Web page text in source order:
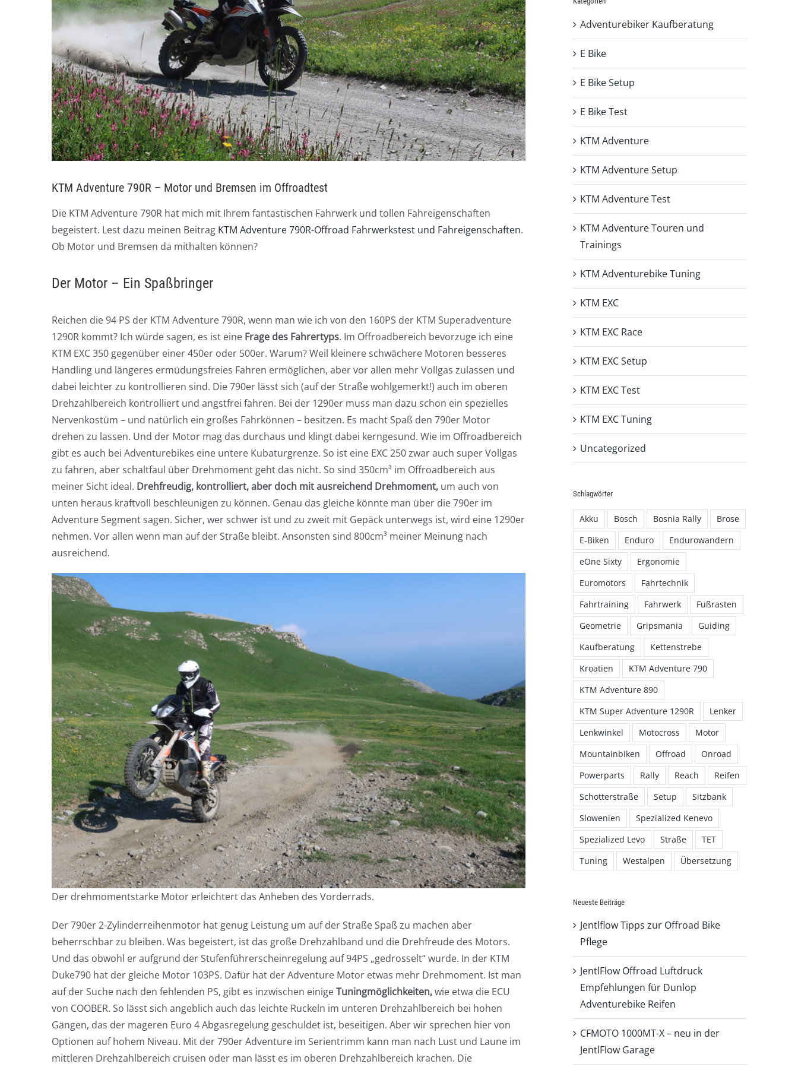
KTM Adventure 790R – Motor und Bremsen im Offroadtest
Die KTM Adventure 790R hat mich mit Ihrem fantastischen Fahrwerk und tollen Fahreigenschaften
begeistert. Lest dazu meinen Beitrag KTM Adventure 790R-Offroad Fahrwerkstest und Fahreigenschaften.
Ob Motor und Bremsen da mithalten können?
Der Motor – Ein Spaßbringer
Reichen die 94 PS der KTM Adventure 790R, wenn man wie ich von den 160PS der KTM Superadventure
1290R kommt? Ich würde sagen, es ist eine Frage des Fahrertyps. Im Offroadbereich bevorzuge ich eine
KTM EXC 350 gegenüber einer 450er oder 500er. Warum? Weil kleinere schwächere Motoren besseres
Handling und längeres ermüdungsfreies Fahren ermöglichen, aber vor allen mehr Vollgas zulassen und
dabei leichter zu kontrollieren sind. Die 790er lässt sich (auf der Straße wohlgemerkt!) auch im oberen
Drehzahlbereich kontrolliert und angstfrei fahren. Bei der 1290er muss man dazu schon ein spezielles
Nervenkostüm – und natürlich ein großes Fahrkönnen – besitzen. Es macht Spaß den 790er Motor
drehen zu lassen. Und der Motor mag das durchaus und klingt dabei kerngesund. Wie im Offroadbereich
gibt es auch bei Adventurebikes eine untere Kubaturgrenze. So ist eine EXC 250 zwar auch super Vollgas
zu fahren, aber schaltfaul über Drehmoment geht das nicht. So sind 350cm³ im Offroadbereich aus
meiner Sicht ideal. Drehfreudig, kontrolliert, aber doch mit ausreichend Drehmoment, um auch von
unten heraus kraftvoll beschleunigen zu können. Genau das gleiche könnte man über die 790er im
Adventure Segment sagen. Sicher, wer schwer ist und zu zweit mit Gepäck unterwegs ist, wird eine 1290er
nehmen. Vor allen wenn man auf der Straße bleibt. Ansonsten sind 800cm³ meiner Meinung nach
ausreichend.
Der drehmomentstarke Motor erleichtert das Anheben des Vorderrads.
Der 790er 2-Zylinderreihenmotor hat genug Leistung um auf der Straße Spaß zu machen aber
beherrschbar zu bleiben. Was begeistert, ist das große Drehzahlband und die Drehfreude des Motors.
Und das obwohl er aufgrund der Stufenführerscheinregelung auf 94PS „gedrosselt“ wurde. In der KTM
Duke790 hat der gleiche Motor 103PS. Dafür hat der Adventure Motor etwas mehr Drehmoment. Ist man
auf der Suche nach den fehlenden PS, gibt es inzwischen einigeTuningmöglichkeiten,wie etwa die ECU
von COOBER. So lässt sich angeblich auch das leichte Ruckeln im unteren Drehzahlbereich bei hohen
Gängen, das der mageren Euro 4 Abgasregelung geschuldet ist, beseitigen. Aber wir sprechen hier von
Optionen auf hohem Niveau. Mit der 790er Adventure im Serientrimm kann man nach Lust und Laune im
mittleren Drehzahlbereich cruisen oder man lässt es im oberen Drehzahlbereich krachen. Die
Adventurebiker Kaufberatung
E Bike
E Bike Setup
E Bike Test
KTM Adventure
KTM Adventure Setup
KTM Adventure Test
KTM Adventure Touren und
Trainings
KTM Adventurebike Tuning
KTM EXC
KTM EXC Race
KTM EXC Setup
KTM EXC Test
KTM EXC Tuning
Uncategorized
Schlagwörter
Akku Bosch Bosnia Rally
Brose
E-Biken
Enduro
Endurowandern
eOne Sixty
Ergonomie
Euromotors
Fahrtechnik
Fahrtraining
Fahrwerk
Fußrasten
Geometrie
Gripsmania
Guiding
Kaufberatung
Kettenstrebe
Kroatien
KTM Adventure 790
KTM Adventure 890
KTM Super Adventure 1290R
Lenker
Lenkwinkel
Motocross
Motor
Mountainbiken
Offroad
Onroad
Powerparts
Rally Reach
Reifen
Schotterstraße
Setup
Sitzbank
Slowenien
Spezialized Kenevo
Spezialized Levo
Straße
TET
Tuning
Westalpen Übersetzung
Neueste Beiträge
Jentlflow Tipps zur Offroad Bike
Pflege
JentlFlow Offroad Luftdruck
Empfehlungen für Dunlop
Adventurebike Reifen
CFMOTO 1000MT-X – neu in der
JentlFlow Garage